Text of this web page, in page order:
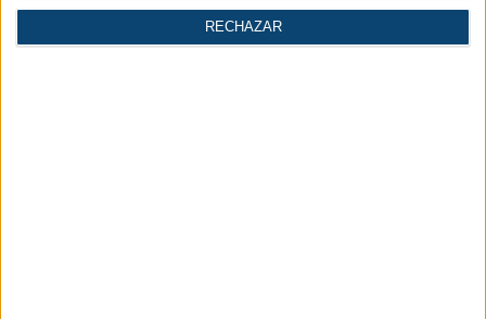
RECHAZAR